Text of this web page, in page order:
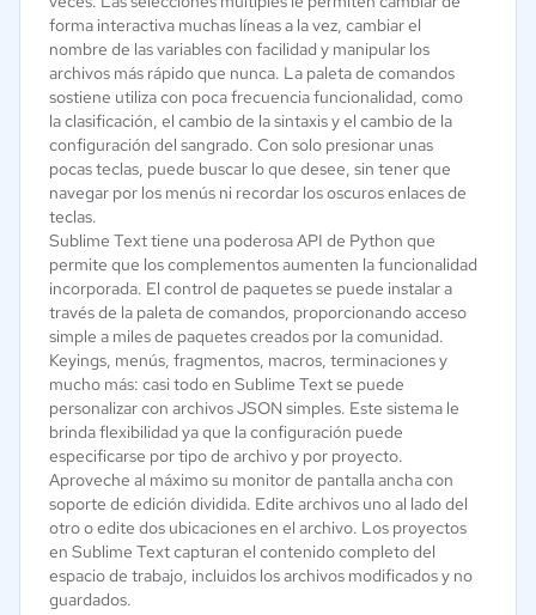
forma interactiva muchas líneas a la vez, cambiar el
nombre de las variables con facilidad y manipular los
archivos más rápido que nunca. La paleta de comandos
sostiene utiliza con poca frecuencia funcionalidad, como
la clasificación, el cambio de la sintaxis y el cambio de la
configuración del sangrado. Con solo presionar unas
pocas teclas, puede buscar lo que desee, sin tener que
navegar por los menús ni recordar los oscuros enlaces de
teclas.
Sublime Text tiene una poderosa API de Python que
permite que los complementos aumenten la funcionalidad
incorporada. El control de paquetes se puede instalar a
través de la paleta de comandos, proporcionando acceso
simple a miles de paquetes creados por la comunidad.
Keyings, menús, fragmentos, macros, terminaciones y
mucho más: casi todo en Sublime Text se puede
personalizar con archivos JSON simples. Este sistema le
brinda flexibilidad ya que la configuración puede
especificarse por tipo de archivo y por proyecto.
Aproveche al máximo su monitor de pantalla ancha con
soporte de edición dividida. Edite archivos uno al lado del
otro o edite dos ubicaciones en el archivo. Los proyectos
en Sublime Text capturan el contenido completo del
espacio de trabajo, incluidos los archivos modificados y no
guardados.